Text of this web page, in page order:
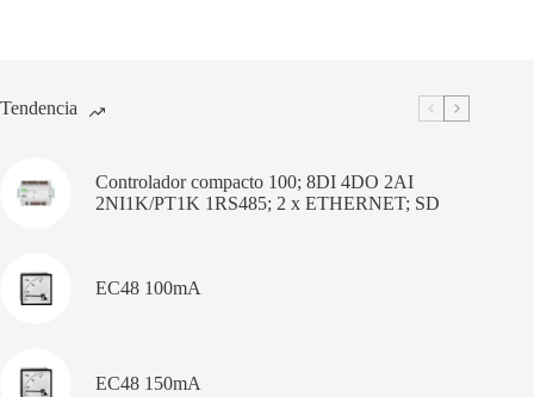
Tendencia
Controlador compacto 100; 8DI 4DO 2AI
2NI1K/PT1K 1RS485; 2 x ETHERNET; SD
EC48 100mA
EC48 150mA